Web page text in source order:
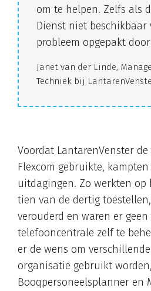
om te helpen. Zelfs als
Dienst niet beschikbaar
probleem opgepakt door
Janet van der Linde,
Techniek bij
Voordat LantarenVenster
Flexcom gebruikte,
uitdagingen. Zo werkten op
tien van de dertig
verouderd en waren er
telefooncentrale zelf te
er de wens om
organisatie gebruikt
Booqpersoneelsplanner en